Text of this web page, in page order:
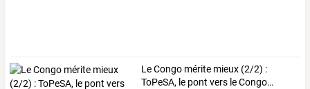
LeCongo mérite mieux (2/2) :
ToPeSA, le pont vers leCongo…